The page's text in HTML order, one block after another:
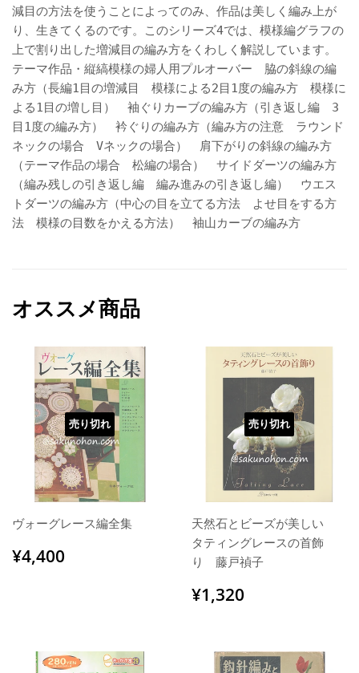
減目の方法を使うことによってのみ、作品は美しく編み上が
り、生きてくるのです。このシリーズ4では、模様編グラフの
上で割り出した増減目の編み方をくわしく解説しています。
テーマ作品・縦縞模様の婦人用プルオーバー 脇の斜線の編
み方（長編1目の増減目 模様による2目1度の編み方 模様に
よる1目の増し目） 袖ぐりカーブの編み方（引き返し編 3
目1度の編み方） 衿ぐりの編み方（編み方の注意 ラウンド
ネックの場合 Vネックの場合） 肩下がりの斜線の編み方
（テーマ作品の場合 松編の場合） サイドダーツの編み方
（編み残しの引き返し編 編み進みの引き返し編） ウエス
トダーツの編み方（中心の目を立てる方法 よせ目をする方
法 模様の目数をかえる方法） 袖山カーブの編み方
オススメ商品
売り切れ
ヴォーグレース編全集
通
常
¥4,400
売り切れ
天然石とビーズが美しい
タティングレースの首飾
り 藤戸禎子
通
常
¥1,320